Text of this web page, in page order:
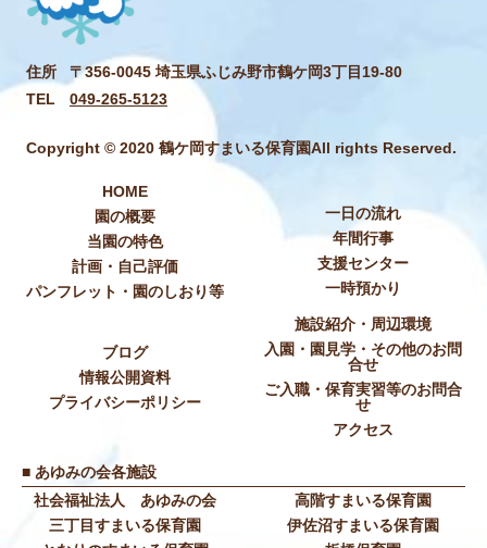
住所
〒356-0045 埼玉県ふじみ野市鶴ケ岡3丁目19-80
TEL
049-265-5123
Copyright © 2020 鶴ケ岡すまいる保育園All rights Reserved.
HOME
園の概要
当園の特色
計画・自己評価
パンフレット・園のしおり等
一日の流れ
年間行事
支援センター
一時預かり
ブログ
情報公開資料
プライバシーポリシー
施設紹介・周辺環境
入園・園見学・その他のお問
合せ
ご入職・保育実習等のお問合
せ
アクセス
■ あゆみの会各施設
社会福祉法人 あゆみの会
三丁目すまいる保育園
高階すまいる保育園
伊佐沼すまいる保育園